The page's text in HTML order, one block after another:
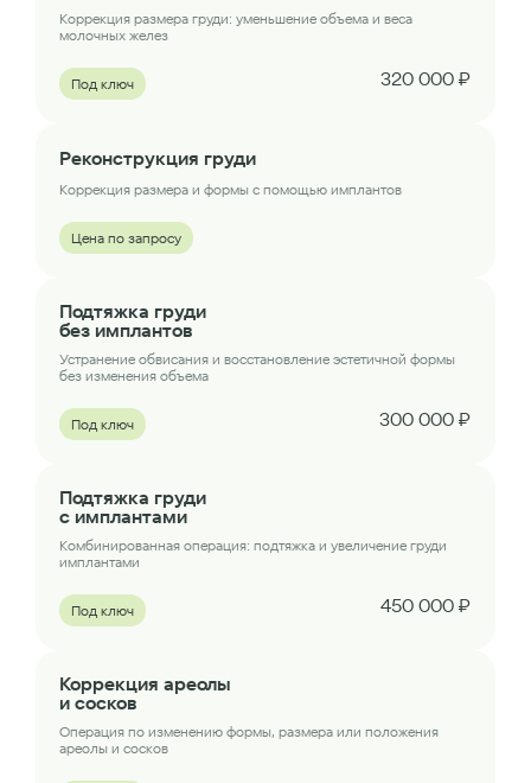
Коррекция размера груди: уменьшение объема и веса
молочных желез
Под ключ 320 000 ₽
Реконструкция груди
Коррекция размера и формы с помощью имплантов
Цена по запросу
Подтяжка груди
без имплантов
Устранение обвисания и восстановление эстетичной формы
без изменения объема
Под ключ 300 000 ₽
Подтяжка груди
с имплантами
Комбинированная операция: подтяжка и увеличение груди
имплантами
Под ключ 450 000 ₽
Коррекция ареолы
и сосков
Операция по изменению формы, размера или положения
ареолы и сосков